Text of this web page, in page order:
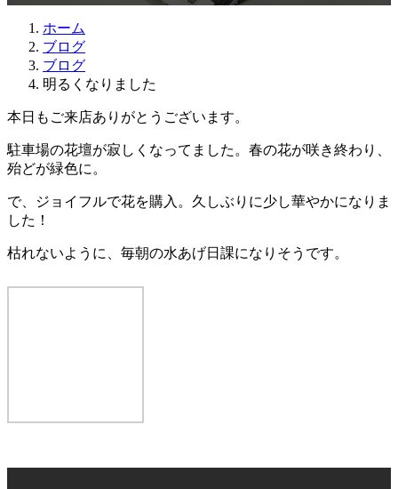
ホーム
ブログ
ブログ
明るくなりました
本日もご来店ありがとうございます。
駐車場の花壇が寂しくなってました。春の花が咲き終わり、
殆どが緑色に。
で、ジョイフルで花を購入。久しぶりに少し華やかになりま
した！
枯れないように、毎朝の水あげ日課になりそうです。